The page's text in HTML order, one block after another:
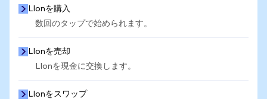
LIonを購入
数回のタップで始められます。
LIonを売却
LIonを現金に交換します。
LIonをスワップ